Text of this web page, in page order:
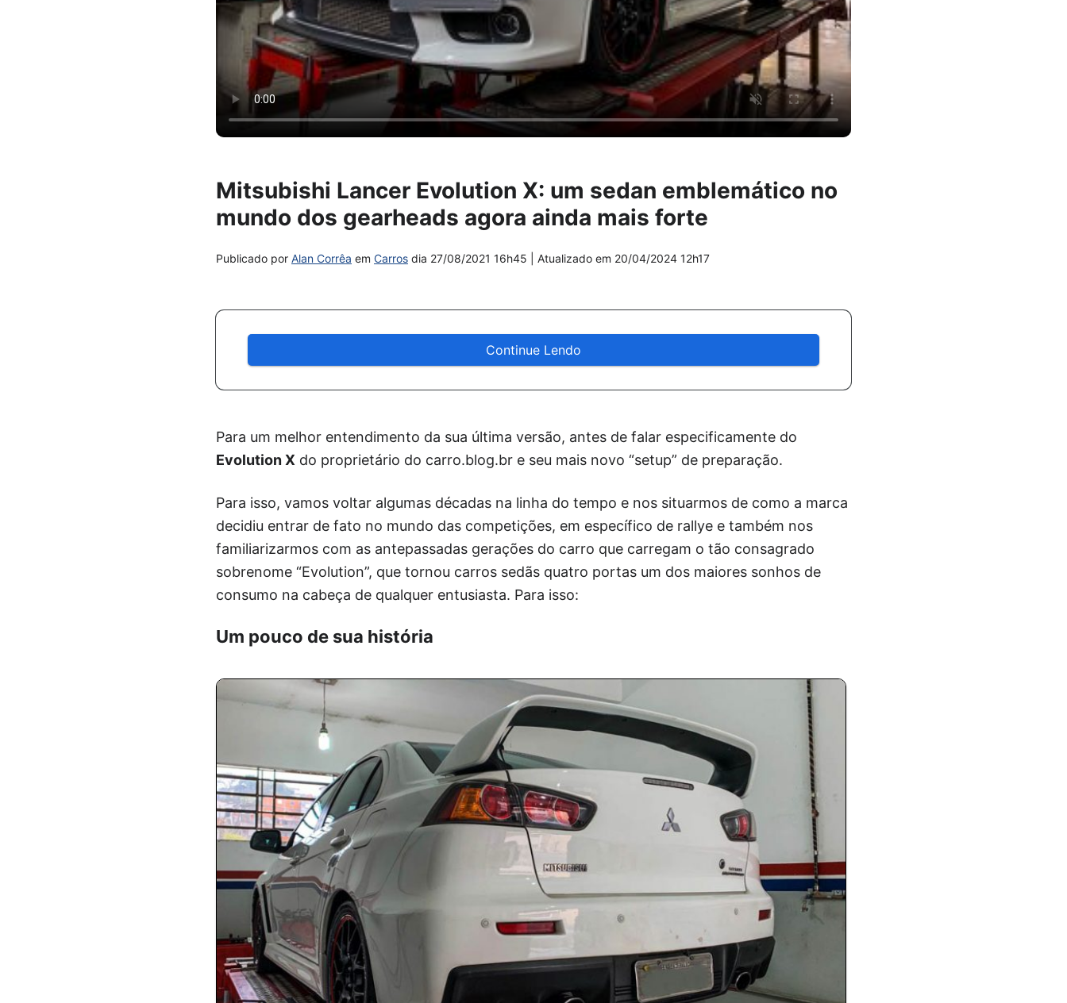
Mitsubishi Lancer Evolution X: um sedan emblemático no
mundo dos gearheads agora ainda mais forte
Publicado por Alan Corrêa em Carros dia 27/08/2021 16h45 | Atualizado em 20/04/2024 12h17
Continue Lendo
Para um melhor entendimento da sua última versão, antes de falar especificamente do
Evolution X do proprietário do carro.blog.br e seu mais novo “setup” de preparação.
Para isso, vamos voltar algumas décadas na linha do tempo e nos situarmos de como a marca
decidiu entrar de fato no mundo das competições, em específico de rallye e também nos
familiarizarmos com as antepassadas gerações do carro que carregam o tão consagrado
sobrenome “Evolution”, que tornou carros sedãs quatro portas um dos maiores sonhos de
consumo na cabeça de qualquer entusiasta. Para isso:
Um pouco de sua história